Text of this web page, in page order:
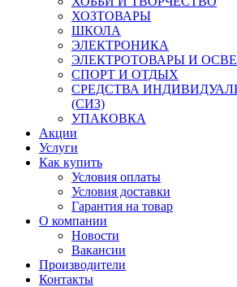
ХОЗТОВАРЫ
ШКОЛА
ЭЛЕКТРОНИКА
ЭЛЕКТРОТОВАРЫ И
СПОРТ И ОТДЫХ
СРЕДСТВА
(СИЗ)
УПАКОВКА
Акции
Услуги
Как купить
Условия оплаты
Условия доставки
Гарантия на товар
О компании
Новости
Вакансии
Производители
Контакты